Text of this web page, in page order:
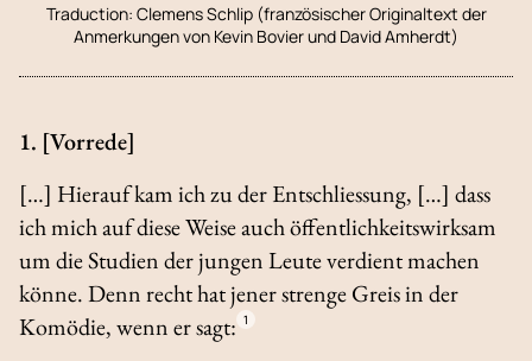
Traduction: Clemens Schlip (französischer Originaltext der
Anmerkungen von Kevin Bovier und David Amherdt)
1. [Vorrede]
[…] Hierauf kam ich zu der Entschliessung, […] dass
ich mich auf diese Weise auch öffentlichkeitswirksam
um die Studien der jungen Leute verdient machen
könne. Denn recht hat jener strenge Greis in der
Komödie, wenn er sagt: 1